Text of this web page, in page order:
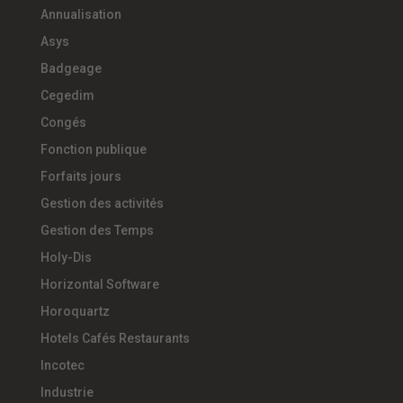
Annualisation
Asys
Badgeage
Cegedim
Congés
Fonction publique
Forfaits jours
Gestion des activités
Gestion des Temps
Holy-Dis
Horizontal Software
Horoquartz
Hotels Cafés Restaurants
Incotec
Industrie